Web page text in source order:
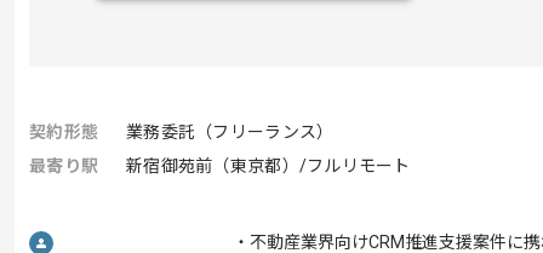
契約形態
業務委託（フリーランス）
最寄り駅
新宿御苑前（東京都）/フルリモート
・不動産業界向けCRM推進支援案件に